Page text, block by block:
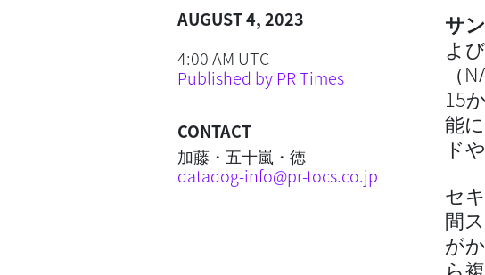
AUGUST 4, 2023
4:00 AM UTC
Published by PR Times
CONTACT
加藤・五十嵐・徳
datadog-info@pr-tocs.co.jp
サ
よ
（
15
能
ド
セ
間
が